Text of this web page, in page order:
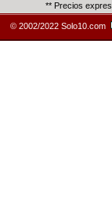
** Precios
© 2002/2022 Solo10.com